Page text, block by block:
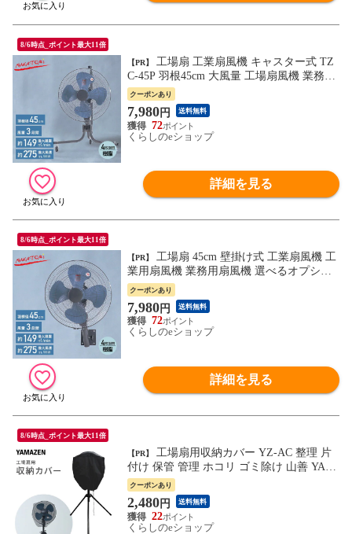
8/6時点_ポイント最大11倍
【PR】
C-45P 羽根45cm 大風量 工場扇風機 業務用
扇風機 送風 換気 暑さ 猛暑対策 TZC-45P
アッシュブルー 大風量 簡単設置 ナカトミ
NAKATOMI 【送料無料】
クーポンあり
7,980円 送料無料
72
くらしのeショップ
詳細を見る
8/6時点_ポイント最大11倍
【PR】
業用扇風機 業務用扇風機 選べるオプショ
ン 単管クランプ ミストキット TZW-45P 壁
掛け扇風機 壁掛扇風機 工場用扇風機 大型
サーキュレーター 換気 省エネ ナカトミ N
AKATOMI 【送料無料】
クーポンあり
7,980円 送料無料
72
くらしのeショップ
詳細を見る
8/6時点_ポイント最大11倍
【PR】
付け 保管 管理 ホコリ ゴミ除け 山善 YAM
AZEN 【送料無料】
クーポンあり
2,480円 送料無料
22
くらしのeショップ